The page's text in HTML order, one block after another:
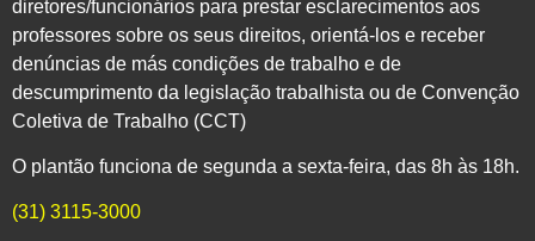
diretores/funcionários para prestar esclarecimentos aos
professores sobre os seus direitos, orientá-los e receber
denúncias de más condições de trabalho e de
descumprimento da legislação trabalhista ou de Convenção
Coletiva de Trabalho (CCT)
O plantão funciona de segunda a sexta-feira, das 8h às 18h.
(31) 3115-3000